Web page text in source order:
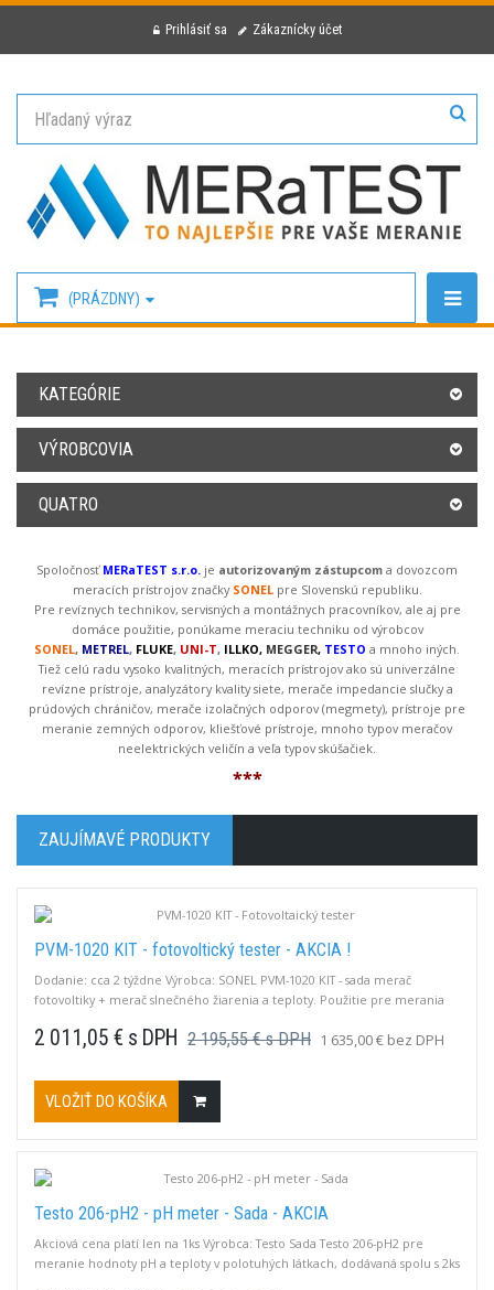
Prihlásiť sa Zákaznícky účet
(PRÁZDNY)
KATEGÓRIE
VÝROBCOVIA
QUATRO
Spoločnosť MERaTEST s.r.o. je autorizovaným zástupcom a dovozcom
meracích prístrojov značky SONELpre Slovenskú republiku.
Pre revíznych technikov, servisných a montážnych pracovníkov, ale aj pre
domáce použitie, ponúkame meraciu techniku od výrobcov
SONEL, METREL, FLUKE, UNI-T, ILLKO, MEGGER, TESTO a mnoho iných.
Tiež celú radu vysoko kvalitných, meracích prístrojov ako sú univerzálne
revízne prístroje, analyzátory kvality siete, merače impedancie slučky a
prúdových chráničov, merače izolačných odporov (megmety), prístroje pre
meranie zemných odporov, kliešťové prístroje, mnoho typov meračov
neelektrických veličín a veľa typov skúšačiek.
***
ZAUJÍMAVÉ PRODUKTY
PVM-1020 KIT - fotovoltický tester - AKCIA !
Dodanie: cca 2 týždne Výrobca: SONEL PVM-1020 KIT - sada merač
fotovoltiky + merač slnečného žiarenia a teploty. Použitie pre merania
panelov až do 1000V DC. RMS napätie AC siete do 600 V s meraním
DC.Izolačný odpor...
2 011,05 € s DPH 2 195,55 € s DPH 1 635,00 € bez DPH
VLOŽIŤ DO KOŠÍKA
Testo 206-pH2 - pH meter - Sada - AKCIA
Akciová cena platí len na 1ks Výrobca: Testo Sada Testo 206-pH2 pre
meranie hodnoty pH a teploty v polotuhých látkach, dodávaná spolu s 2ks